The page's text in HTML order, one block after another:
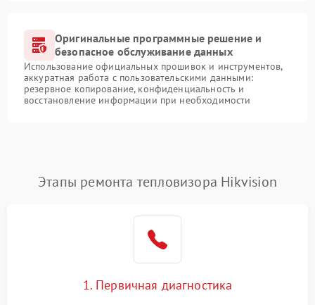
Оригинальные программные решение и
безопасное обслуживание данных
Использование официальных прошивок и инструментов,
аккуратная работа с пользовательскими данными:
резервное копирование, конфиденциальность и
восстановление информации при необходимости
Этапы ремонта тепловизора Hikvision
1. Первичная диагностика